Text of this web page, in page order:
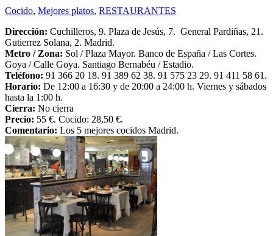
Cocido, Mejores platos, RESTAURANTES
Dirección: Cuchilleros, 9. Plaza de Jesús, 7. General Pardiñas, 21.
Gutierrez Solana, 2. Madrid.
Metro / Zona: Sol / Plaza Mayor. Banco de España / Las Cortes.
Goya / Calle Goya. Santiago Bernabéu / Estadio.
Teléfono: 91 366 20 18. 91 389 62 38. 91 575 23 29. 91 411 58 61.
Horario: De 12:00 a 16:30 y de 20:00 a 24:00 h. Viernes y sábados
hasta la 1:00 h.
Cierra: No cierra
Precio: 55 €. Cocido: 28,50 €.
Comentario: Los 5 mejores cocidos Madrid.